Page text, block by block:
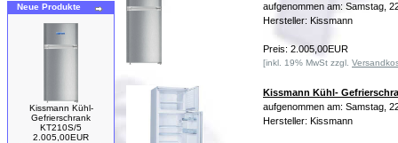
Neue Produkte
Kissmann Kühl-
Gefrierschrank
KT210S/5
2.005,00EUR
aufgenommen am: Samstag,
Hersteller: Kissmann
Preis: 2.005,00EUR
[inkl. 19% MwSt zzgl.
Kissmann Kühl-
aufgenommen am: Samstag,
Hersteller: Kissmann